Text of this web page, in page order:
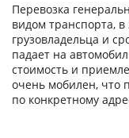
Перевозка
видом транспорта,
грузовладельца и
падает на
стоимость и
очень мобилен, что
по конкретному